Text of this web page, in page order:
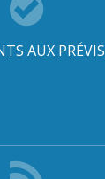
AUX